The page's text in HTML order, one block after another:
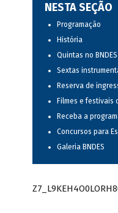
NESTA SEÇÃO
Programação
História
Quintas no BNDES
Sextas
Reserva de
Filmes e festivais
Receba a
Concursos para
Galeria BNDES